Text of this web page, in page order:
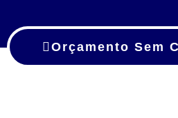
Orçamento Sem